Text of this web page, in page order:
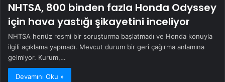
NHTSA, 800 binden fazla Honda Odyssey
için hava yastığı şikayetini inceliyor
NHTSA henüz resmi bir soruşturma başlatmadı ve Honda konuyla
ilgili açıklama yapmadı. Mevcut durum bir geri çağırma anlamına
gelmiyor. Kurum,…
Devamını Oku »